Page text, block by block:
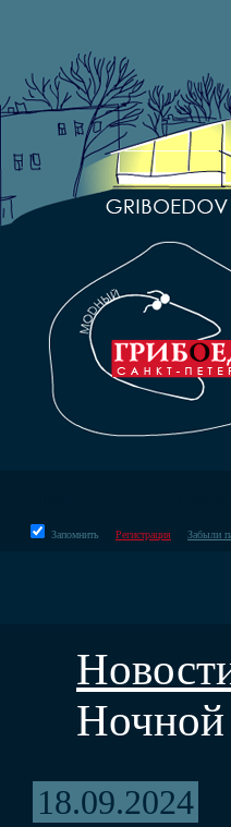
Запомнить Регистрация Забыли
Ночной
18.09.2024